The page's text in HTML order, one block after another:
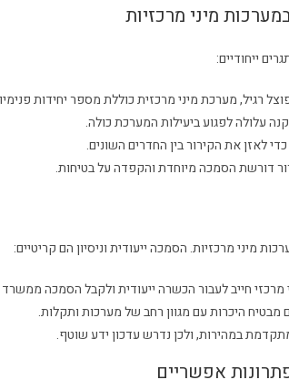
מיני מרכזיות
ייחודיים:
רגיל, מערכת מיני מרכזית כוללת מספר יחידות
עלולה לפגוע ביעילות המערכת כולה.
לאזן את הקירור בין החדרים השונים.
דורשת הסמכה מיוחדת והקפדה על בטיחות.
מיני מרכזיות. הסמכה ייעודית וניסיון הם קריטיים:
מרכזי חייב לעבור הכשרה ייעודית ולקבל הסמכה
מבטיח היכרות עם מגוון רחב של מערכות ותקלות.
במהירות, ולכן נדרש עדכון ידע שוטף.
אפשריים